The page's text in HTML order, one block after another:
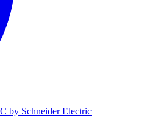
by Schneider Electric